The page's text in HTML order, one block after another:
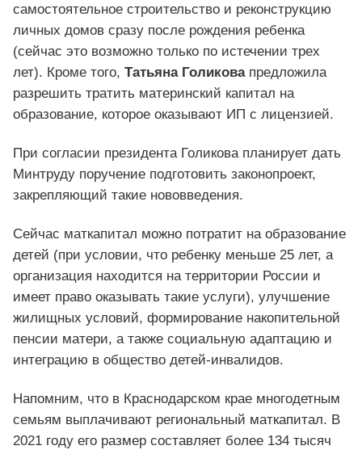
самостоятельное строительство и реконструкцию
личных домов сразу после рождения ребенка
(сейчас это возможно только по истечении трех
лет). Кроме того, Татьяна Голиковапредложила
разрешить тратить материнский капитал на
образование, которое оказывают ИП с лицензией.
При согласии президента Голикова планирует дать
Минтруду поручение подготовить законопроект,
закрепляющий такие нововведения.
Сейчас маткапитал можно потратит на образование
детей (при условии, что ребенку меньше 25 лет, а
организация находится на территории России и
имеет право оказывать такие услуги), улучшение
жилищных условий, формирование накопительной
пенсии матери, а также социальную адаптацию и
интеграцию в общество детей-инвалидов.
Напомним, что в Краснодарском крае многодетным
семьям выплачивают региональный маткапитал. В
2021 году его размер составляет более 134 тысяч